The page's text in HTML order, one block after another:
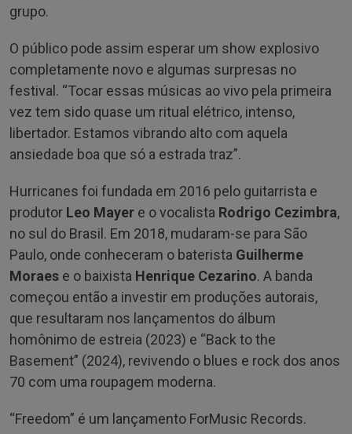
grupo.
O público pode assim esperar um show explosivo
completamente novo e algumas surpresas no
festival. “Tocar essas músicas ao vivo pela primeira
vez tem sido quase um ritual elétrico, intenso,
libertador. Estamos vibrando alto com aquela
ansiedade boa que só a estrada traz”.
Hurricanes foi fundada em 2016 pelo guitarrista e
produtor Leo Mayer e o vocalista Rodrigo Cezimbra,
no sul do Brasil. Em 2018, mudaram-se para São
Paulo, onde conheceram o baterista Guilherme
Moraes e o baixista Henrique Cezarino. A banda
começou então a investir em produções autorais,
que resultaram nos lançamentos do álbum
homônimo de estreia (2023) e “Back to the
Basement” (2024), revivendo o blues e rock dos anos
70 com uma roupagem moderna.
“Freedom” é um lançamento ForMusic Records.